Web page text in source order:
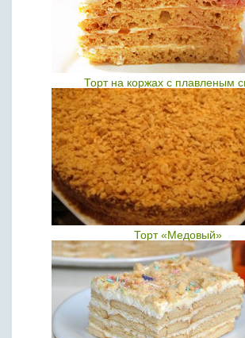
Торт на коржах с плавленым
Торт «Медовый»